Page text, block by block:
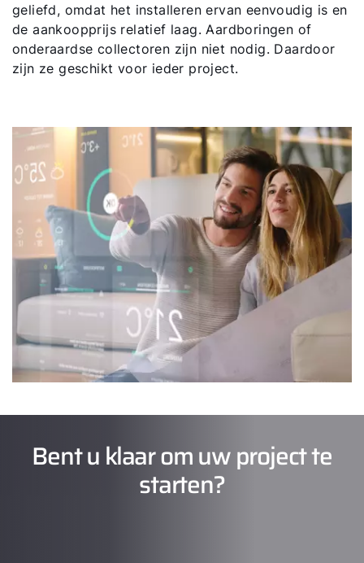
geliefd, omdat het installeren ervan eenvoudig is en
de aankoopprijs relatief laag. Aardboringen of
onderaardse collectoren zijn niet nodig. Daardoor
zijn ze geschikt voor ieder project.
Bent u klaar om uw project te
starten?